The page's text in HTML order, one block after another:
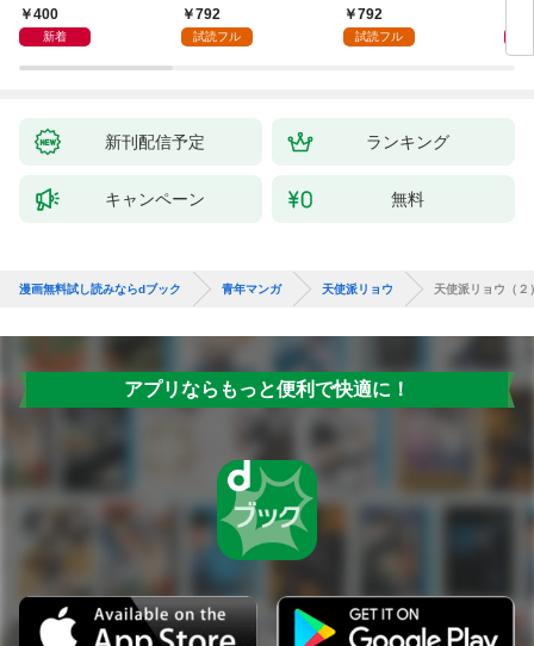
400
新着
792
試読フル
792
試読フル
新刊配信予定 ランキング
キャンペーン 無料
漫画無料試し読みならdブック 青年マンガ 天使派リョウ 天使派リョウ（２
アプリならもっと便利で快適に！